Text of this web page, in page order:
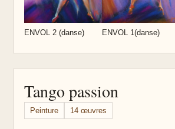
ENVOL 2 (danse) ENVOL 1(danse)
Tango passion
Peinture 14 œuvres